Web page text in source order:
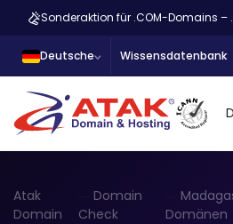
Sonderaktion für .COM-Domains –
Deutsche Wissensdatenbank
Atak
Domain
Domain
Check
Domänen